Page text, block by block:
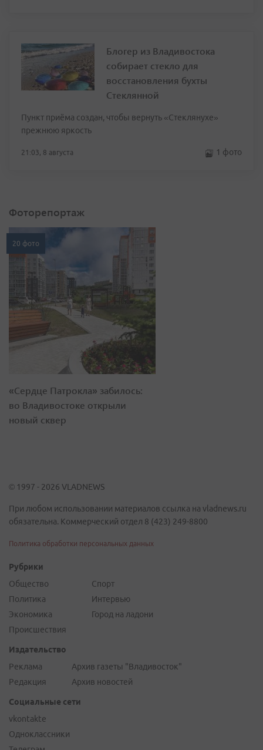
Блогер из Владивостока
собирает стекло для
восстановления бухты
Стеклянной
Пункт приёма создан, чтобы вернуть «Стеклянухе»
прежнюю яркость
21:03, 8 августа 1 фото
Фоторепортаж
20 фото
«Сердце Патрокла» забилось:
во Владивостоке открыли
новый сквер
© 1997 - 2026 VLADNEWS
При любом использовании материалов ссылка на vladnews.ru
обязательна. Коммерческий отдел 8 (423) 249-8800
Политика обработки персональных данных
Рубрики
Общество
Политика
Экономика
Происшествия
Спорт
Интервью
Город на ладони
Издательство
Реклама
Редакция
Архив газеты "Владивосток"
Архив новостей
Социальные сети
vkontakte
Одноклассники